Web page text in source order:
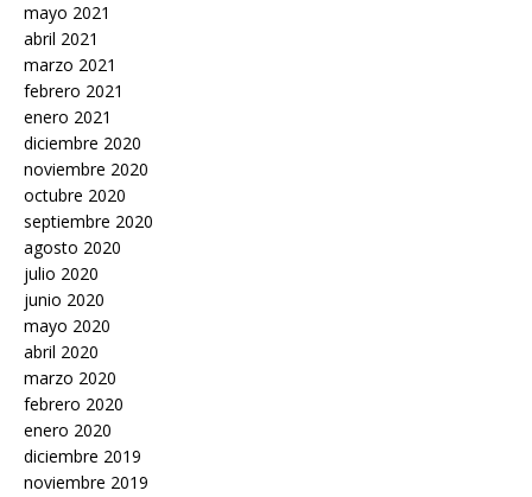
mayo 2021
abril 2021
marzo 2021
febrero 2021
enero 2021
diciembre 2020
noviembre 2020
octubre 2020
septiembre 2020
agosto 2020
julio 2020
junio 2020
mayo 2020
abril 2020
marzo 2020
febrero 2020
enero 2020
diciembre 2019
noviembre 2019